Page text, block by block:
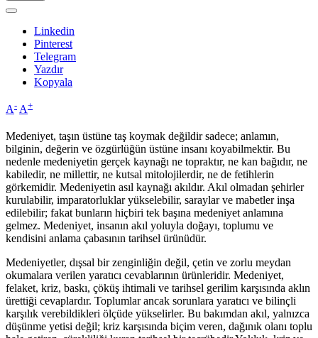
Linkedin
Pinterest
Telegram
Yazdır
Kopyala
A- A+
Medeniyet, taşın üstüne taş koymak değildir sadece; anlamın,
bilginin, değerin ve özgürlüğün üstüne insanı koyabilmektir. Bu
nedenle medeniyetin gerçek kaynağı ne topraktır, ne kan bağıdır, ne
kabiledir, ne millettir, ne kutsal mitolojilerdir, ne de fetihlerin
görkemidir. Medeniyetin asıl kaynağı akıldır. Akıl olmadan şehirler
kurulabilir, imparatorluklar yükselebilir, saraylar ve mabetler inşa
edilebilir; fakat bunların hiçbiri tek başına medeniyet anlamına
gelmez. Medeniyet, insanın akıl yoluyla doğayı, toplumu ve
kendisini anlama çabasının tarihsel ürünüdür.
Medeniyetler, dışsal bir zenginliğin değil, çetin ve zorlu meydan
okumalara verilen yaratıcı cevablarının ürünleridir. Medeniyet,
felaket, kriz, baskı, çöküş ihtimali ve tarihsel gerilim karşısında aklın
ürettiği cevaplardır. Toplumlar ancak sorunlara yaratıcı ve bilinçli
karşılık verebildikleri ölçüde yükselirler. Bu bakımdan akıl, yalnızca
düşünme yetisi değil; kriz karşısında biçim veren, dağınık olanı toplu